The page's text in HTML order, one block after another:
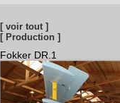
[ voir tout ]
[ Production ]
Fokker DR.1